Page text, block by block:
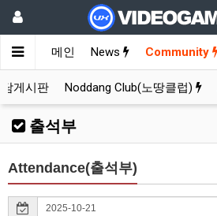
메인 News Community
게시판 Noddang Club(노땅클럽)
출석부
Attendance(출석부)